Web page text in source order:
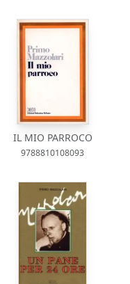
IL MIO PARROCO
9788810108093